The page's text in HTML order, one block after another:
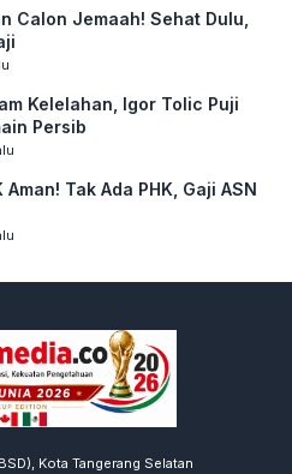
Calon Jemaah! Sehat Dulu,
Kelelahan, Igor Tolic Puji
Persib
Aman! Tak Ada PHK, Gaji ASN
Kota Tangerang Selatan